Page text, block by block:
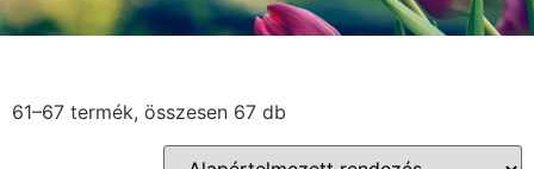
61–67 termék, összesen 67 db